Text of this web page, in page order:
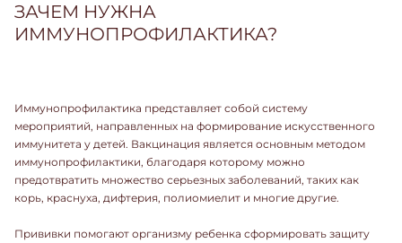
ЗАЧЕМ НУЖНА
ИММУНОПРОФИЛАКТИКА?
Иммунопрофилактика представляет собой систему
мероприятий, направленных на формирование искусственного
иммунитета у детей. Вакцинация является основным методом
иммунопрофилактики, благодаря которому можно
предотвратить множество серьезных заболеваний, таких как
корь, краснуха, дифтерия, полиомиелит и многие другие.
Прививки помогают организму ребенка сформировать защиту